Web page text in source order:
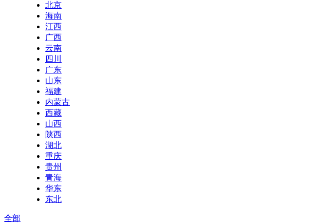
北京
海南
江西
广西
云南
四川
广东
山东
福建
内蒙古
西藏
山西
陕西
湖北
重庆
贵州
青海
华东
东北
全部